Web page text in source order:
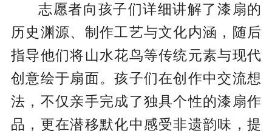
志愿者向孩子们详细讲解了漆扇的
历史渊源、制作工艺与文化内涵，随后
指导他们将山水花鸟等传统元素与现代
创意绘于扇面。孩子们在创作中交流想
法，不仅亲手完成了独具个性的漆扇作
品，更在潜移默化中感受非遗韵味，提